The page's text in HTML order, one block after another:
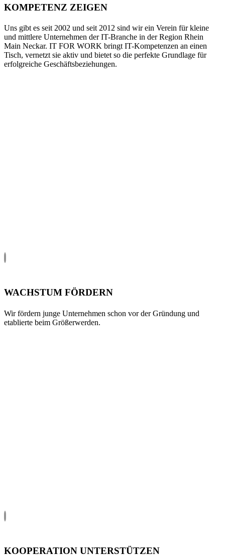
KOMPETENZ ZEIGEN
Uns gibt es seit 2002 und seit 2012 sind wir ein Verein für kleine
und mittlere Unternehmen der IT-Branche in der Region Rhein
Main Neckar. IT FOR WORK bringt IT-Kompetenzen an einen
Tisch, vernetzt sie aktiv und bietet so die perfekte Grundlage für
erfolgreiche Geschäftsbeziehungen.
WACHSTUM FÖRDERN
Wir fördern junge Unternehmen schon vor der Gründung und
etablierte beim Größerwerden.
KOOPERATION UNTERSTÜTZEN